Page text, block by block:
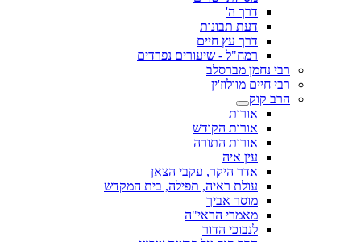
דרך ה'
דעת תבונות
דרך עץ חיים
רמח"ל - שיעורים נפרדים
רבי נחמן מברסלב
רבי חיים מוולוז'ין
הרב קוק
אורות
אורות הקודש
אורות התורה
עין איה
אדר היקר, עקבי הצאן
עולת ראיה, תפילה, בית המקדש
מוסר אביך
מאמרי הראי"ה
לנבוכי הדור